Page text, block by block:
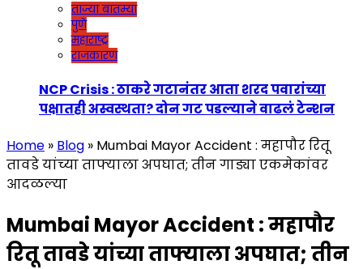
ताज्या बातम्या
पुणे
महाराष्ट्र
राजकारण
NCP Crisis : ठाकरे गटानंतर आता शरद पवारांच्या
पक्षातही अस्वस्थता? दोन गट पडल्याने वाढलं टेन्शन
Home » Blog » Mumbai Mayor Accident : महापौर रितू
तावडे यांच्या ताफ्याला अपघात; तीन गाड्या एकमेकांवर
आदळल्या
Mumbai Mayor Accident : महापौर
रितू तावडे यांच्या ताफ्याला अपघात; तीन